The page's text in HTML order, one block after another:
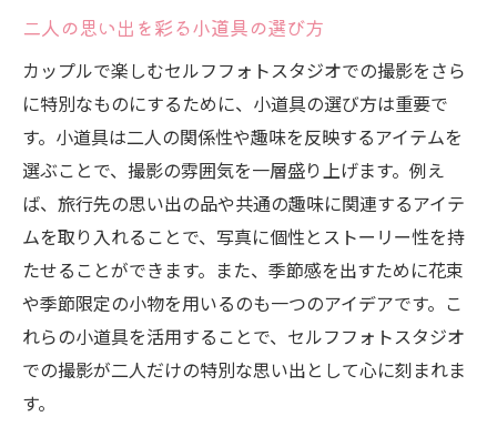
一瞬を逃さないシャッターチャンスの見極
表情豊かな撮影を叶えるライティング
二人の表現力を引き出す撮影テクニック
特別な瞬間を引き立たせる背景選び
セルフタイマーを活用した自然な撮影
瞬間を切り取る連写のコツ
セルフフォトスタジオでカップルだけのプライ
ベートな時間を楽しむ
プライベート空間での撮影のメリット
誰にも邪魔されない撮影の楽しみ方
二人の思い出を彩る小道具の選び方
カップルで楽しむセルフフォトスタジオでの撮影をさら
に特別なものにするために、小道具の選び方は重要で
す。小道具は二人の関係性や趣味を反映するアイテムを
選ぶことで、撮影の雰囲気を一層盛り上げます。例え
ば、旅行先の思い出の品や共通の趣味に関連するアイテ
ムを取り入れることで、写真に個性とストーリー性を持
たせることができます。また、季節感を出すために花束
や季節限定の小物を用いるのも一つのアイデアです。こ
れらの小道具を活用することで、セルフフォトスタジオ
での撮影が二人だけの特別な思い出として心に刻まれま
す。